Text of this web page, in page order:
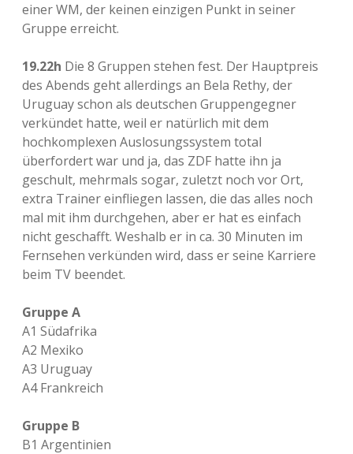
einer WM, der keinen einzigen Punkt in seiner
Gruppe erreicht.
19.22h Die 8 Gruppen stehen fest. Der Hauptpreis
des Abends geht allerdings an Bela Rethy, der
Uruguay schon als deutschen Gruppengegner
verkündet hatte, weil er natürlich mit dem
hochkomplexen Auslosungssystem total
überfordert war und ja, das ZDF hatte ihn ja
geschult, mehrmals sogar, zuletzt noch vor Ort,
extra Trainer einfliegen lassen, die das alles noch
mal mit ihm durchgehen, aber er hat es einfach
nicht geschafft. Weshalb er in ca. 30 Minuten im
Fernsehen verkünden wird, dass er seine Karriere
beim TV beendet.
Gruppe A
A1 Südafrika
A2 Mexiko
A3 Uruguay
A4 Frankreich
Gruppe B
B1 Argentinien